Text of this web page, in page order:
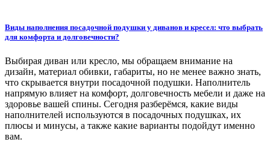
Виды наполнения посадочной подушки у диванов и кресел: что выбрать
для комфорта и долговечности?
Выбирая диван или кресло, мы обращаем внимание на
дизайн, материал обивки, габариты, но не менее важно знать,
что скрывается внутри посадочной подушки. Наполнитель
напрямую влияет на комфорт, долговечность мебели и даже на
здоровье вашей спины. Сегодня разберёмся, какие виды
наполнителей используются в посадочных подушках, их
плюсы и минусы, а также какие варианты подойдут именно
вам.